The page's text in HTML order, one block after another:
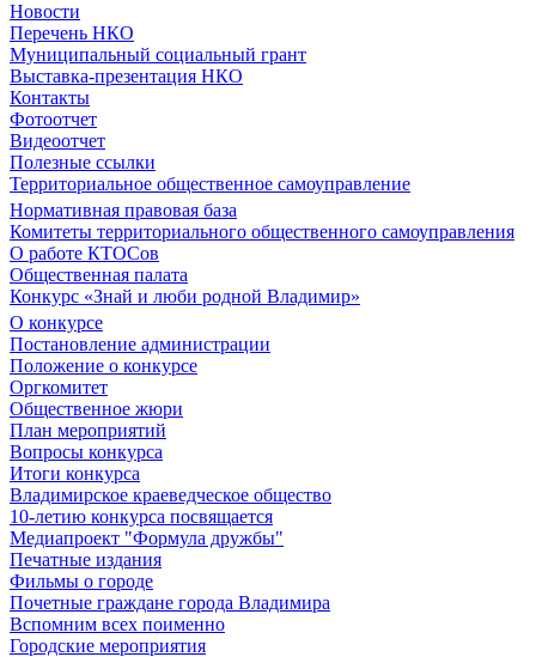
Новости
Перечень НКО
Муниципальный социальный грант
Выставка-презентация НКО
Контакты
Фотоотчет
Видеоотчет
Полезные ссылки
Территориальное общественное самоуправление
Нормативная правовая база
Комитеты территориального общественного самоуправления
О работе КТОСов
Общественная палата
Конкурс «Знай и люби родной Владимир»
О конкурсе
Постановление администрации
Положение о конкурсе
Оргкомитет
Общественное жюри
План мероприятий
Вопросы конкурса
Итоги конкурса
Владимирское краеведческое общество
10-летию конкурса посвящается
Медиапроект "Формула дружбы"
Печатные издания
Фильмы о городе
Почетные граждане города Владимира
Вспомним всех поименно
Городские мероприятия